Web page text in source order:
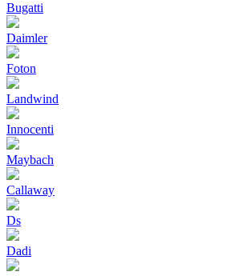
Bugatti
Daimler
Foton
Landwind
Innocenti
Maybach
Callaway
Ds
Dadi